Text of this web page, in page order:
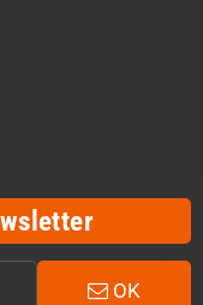
OK